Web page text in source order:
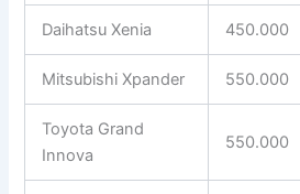
Daihatsu Xenia 450.000
Mitsubishi Xpander 550.000
Toyota Grand
Innova
550.000